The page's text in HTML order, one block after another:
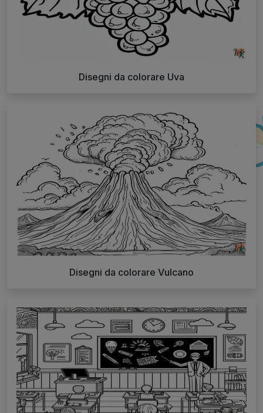
Disegni da colorare Uva
Disegni da colorare Vulcano